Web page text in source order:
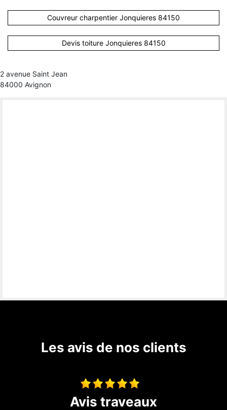
Couvreur charpentier Jonquieres 84150
Devis toiture Jonquieres 84150
2 avenue Saint Jean
84000 Avignon
Les avis de nos clients
Construction d’un appenti